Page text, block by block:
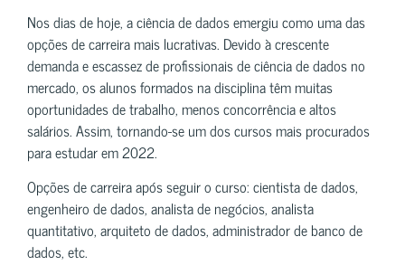
Nos dias de hoje, a ciência de dados emergiu como uma das
opções de carreira mais lucrativas. Devido à crescente
demanda e escassez de profissionais de ciência de dados no
mercado, os alunos formados na disciplina têm muitas
oportunidades de trabalho, menos concorrência e altos
salários. Assim, tornando-se um dos cursos mais procurados
para estudar em 2022.
Opções de carreira após seguir o curso: cientista de dados,
engenheiro de dados, analista de negócios, analista
quantitativo, arquiteto de dados, administrador de banco de
dados, etc.